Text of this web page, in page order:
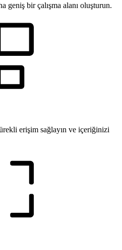
geniş bir çalışma alanı oluşturun.
erişim sağlayın ve içeriğinizi